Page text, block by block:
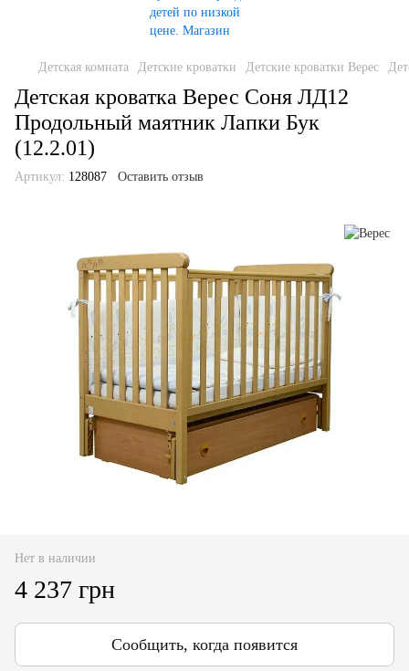
Детская комната Детские кроватки Детские кроватки Верес
Детская кроватка Верес Соня ЛД12
Продольный маятник Лапки Бук
(12.2.01)
Артикул: 128087 Оставить отзыв
Нет в наличии
4 237 грн
Сообщить, когда появится